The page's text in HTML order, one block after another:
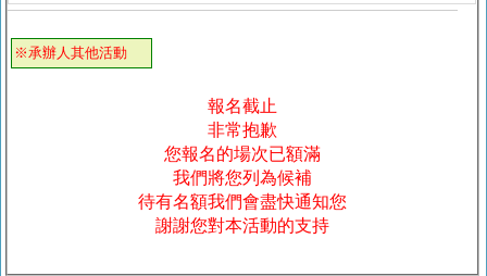
※承辦人其他活動
報名截止
非常抱歉
您報名的場次已額滿
我們將您列為候補
待有名額我們會盡快通知您
謝謝您對本活動的支持